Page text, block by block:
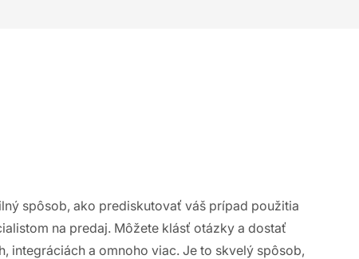
spôsob, ako prediskutovať váš prípad použitia
na predaj. Môžete klásť otázky a dostať
integráciách a omnoho viac. Je to skvelý spôsob,